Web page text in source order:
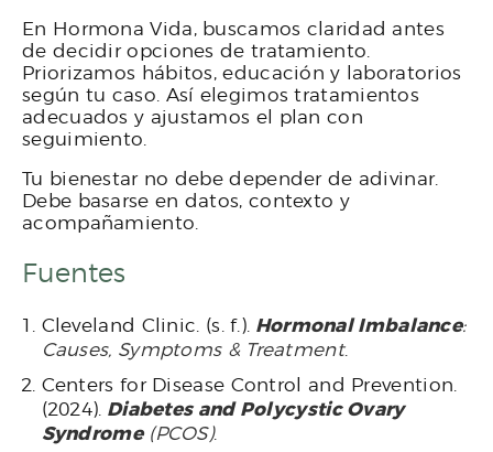
En Hormona Vida, buscamos claridad antes
de decidir opciones de tratamiento.
Priorizamos hábitos, educación y laboratorios
según tu caso. Así elegimos tratamientos
adecuados y ajustamos el plan con
seguimiento.
Tu bienestar no debe depender de adivinar.
Debe basarse en datos, contexto y
acompañamiento.
Fuentes
Cleveland Clinic. (s. f.). Hormonal Imbalance:
Causes, Symptoms & Treatment.
Centers for Disease Control and Prevention.
(2024). Diabetes and Polycystic Ovary
Syndrome(PCOS).